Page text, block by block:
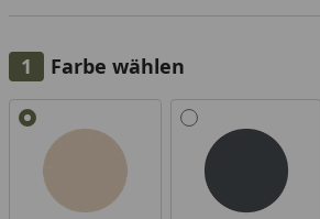
Farbe wählen
Alle anzeigen (6)